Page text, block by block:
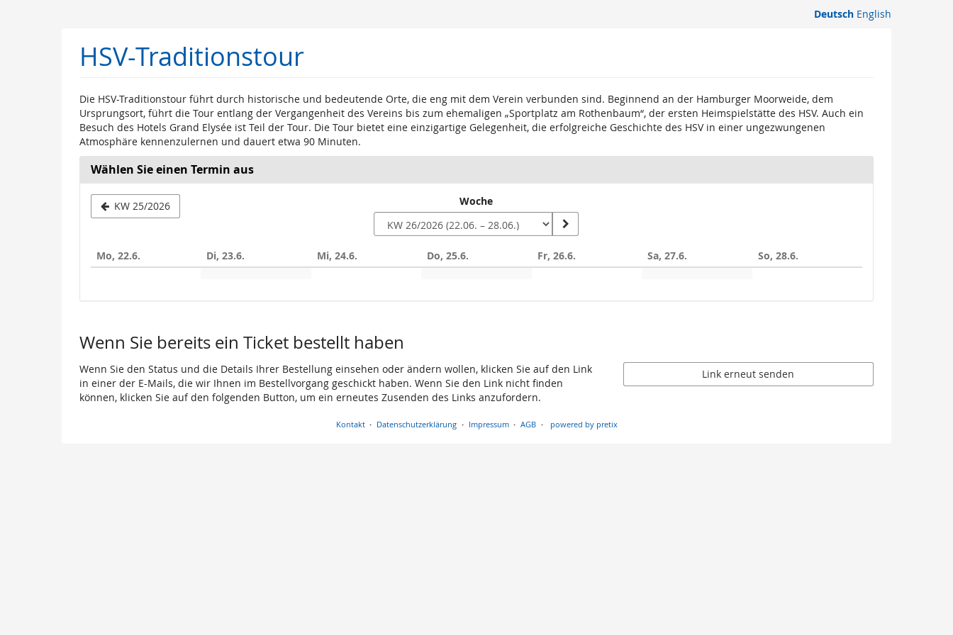
Deutsch English
HSV-Traditionstour
Die HSV-Traditionstour führt durch historische und bedeutende Orte, die eng mit dem Verein verbunden sind. Beginnend an der Hamburger Moorweide, dem
Ursprungsort, führt die Tour entlang der Vergangenheit des Vereins bis zum ehemaligen „Sportplatz am Rothenbaum“, der ersten Heimspielstätte des HSV. Auch ein
Besuch des Hotels Grand Elysée ist Teil der Tour. Die Tour bietet eine einzigartige Gelegenheit, die erfolgreiche Geschichte des HSV in einer ungezwungenen
Atmosphäre kennenzulernen und dauert etwa 90 Minuten.
Wählen Sie einen Termin aus
KW 25/2026
auswählen
Woche
Mo, 22.6. Di, 23.6. Mi, 24.6. Do, 25.6. Fr, 26.6. Sa, 27.6. So, 28.6.
Wenn Sie bereits ein Ticket bestellt haben
Wenn Sie den Status und die Details Ihrer Bestellung einsehen oder ändern wollen, klicken Sie auf den Link
in einer der E-Mails, die wir Ihnen im Bestellvorgang geschickt haben. Wenn Sie den Link nicht finden
können, klicken Sie auf den folgenden Button, um ein erneutes Zusenden des Links anzufordern.
Link erneut senden
Kontakt Datenschutzerklärung Impressum AGB powered by pretix